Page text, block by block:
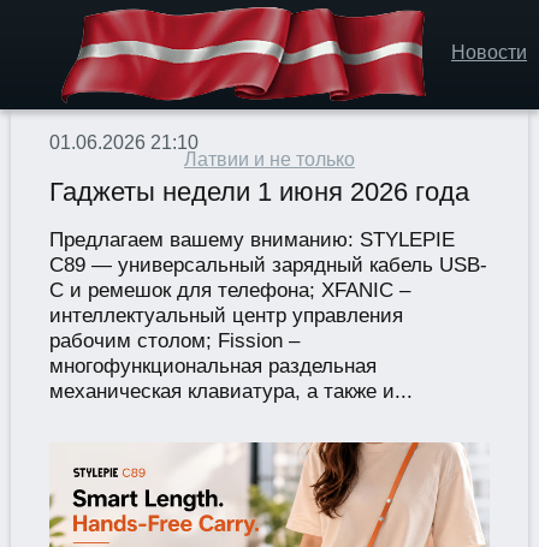
Новости
Латвии и не только
01.06.2026 21:10
Гаджеты недели 1 июня 2026 года
Предлагаем вашему вниманию: STYLEPIE
C89 — универсальный зарядный кабель USB-
C и ремешок для телефона; XFANIC –
интеллектуальный центр управления
рабочим столом; Fission –
многофункциональная раздельная
механическая клавиатура, а также и...